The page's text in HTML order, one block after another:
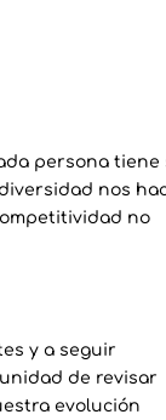
persona tiene
nos
no
y a seguir
de revisar
evolución